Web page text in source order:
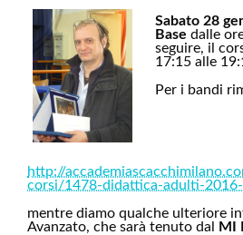
Sabato 28
Base dalle
seguire, il
17:15 alle
Per i bandi
http://
corsi/1478-didattica-adulti-
mentre diamo qualche ulteriore
Avanzato, che sarà tenuto dal
MI